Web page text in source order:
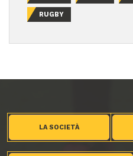
RUGBY
LA SOCIETÀ